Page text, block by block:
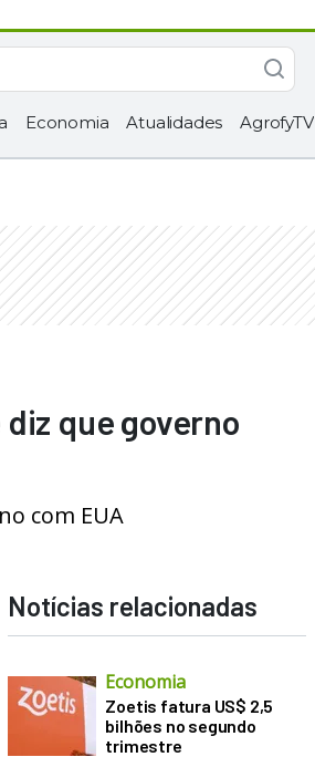
Economia Atualidades AgrofyTV
que governo
com EUA
Notícias relacionadas
Economia
Zoetis fatura US$ 2,5
bilhões no segundo
trimestre